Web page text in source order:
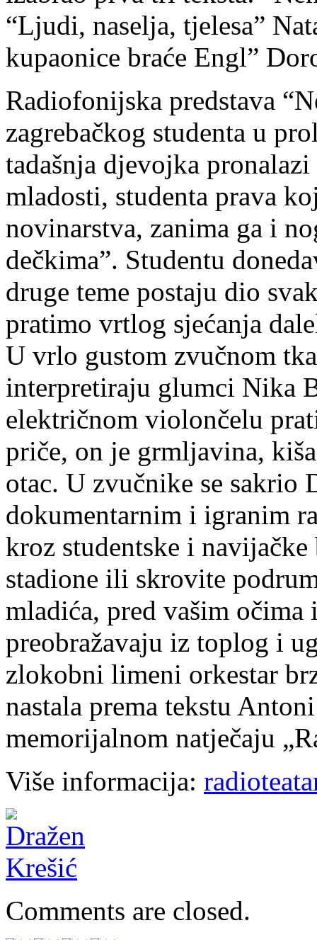
“Ljudi, naselja, tjelesa”
kupaonice braće Engl”
Radiofonijska predstava
zagrebačkog studenta u
tadašnja djevojka
mladosti, studenta prava
novinarstva, zanima ga i
dečkima”. Studentu
druge teme postaju dio
pratimo vrtlog sjećanja
U vrlo gustom zvučnom
interpretiraju glumci Nika
električnom violončelu
priče, on je grmljavina,
otac. U zvučnike se sakrio
dokumentarnim i igranim
kroz studentske i
stadione ili skrovite
mladića, pred vašim očima
preobražavaju iz toplog i
zlokobni limeni orkestar
nastala prema tekstu
memorijalnom natječaju
Više informacija:
Comments are closed.